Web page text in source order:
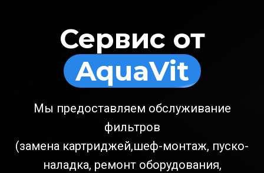
Сервис от
AquaVit
Мы предоставляем обслуживание
фильтров
(замена картриджей,шеф-монтаж, пуско-
наладка, ремонт оборудования,